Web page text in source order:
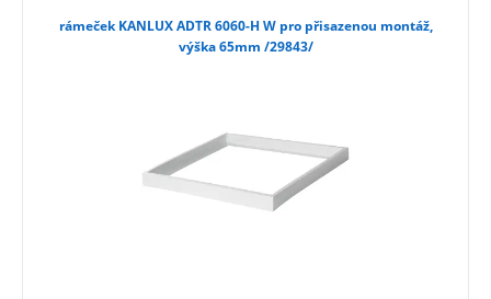
rámeček KANLUX ADTR 6060-H W pro přisazenou montáž,
výška 65mm /29843/